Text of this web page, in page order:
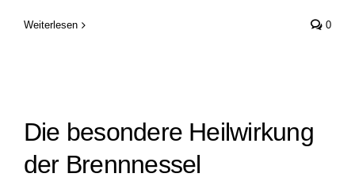
Weiterlesen 0
Die besondere Heilwirkung
der Brennnessel